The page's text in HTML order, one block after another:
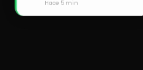
Hace 5 min